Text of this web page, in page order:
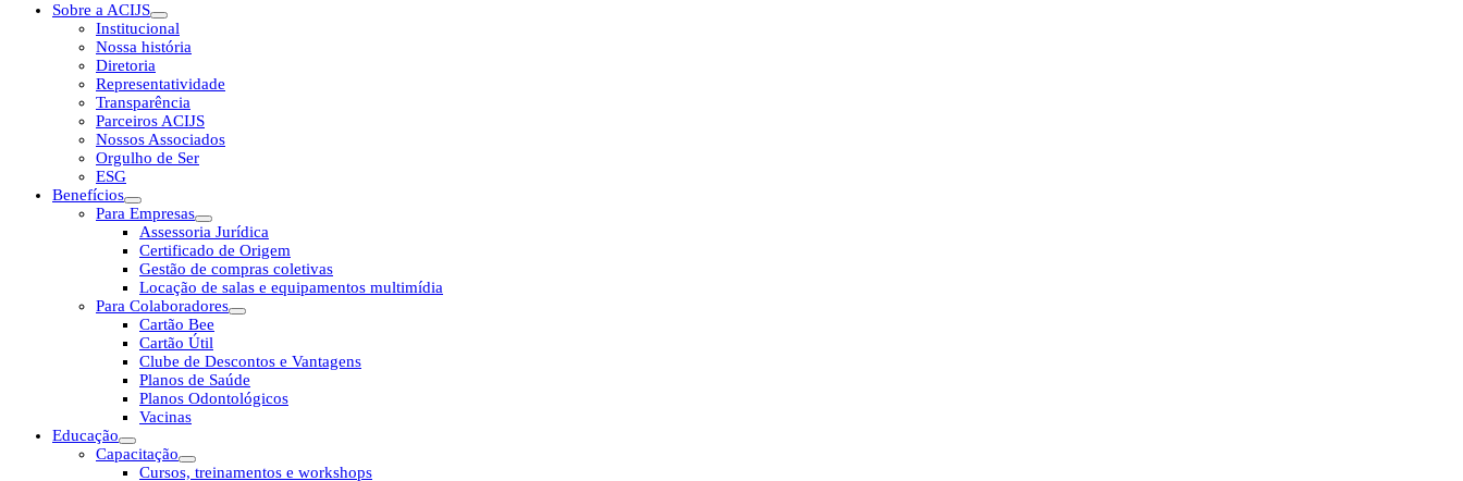
Sobre a ACIJS
Institucional
Nossa história
Diretoria
Representatividade
Transparência
Parceiros ACIJS
Nossos Associados
Orgulho de Ser
ESG
Benefícios
Para Empresas
Assessoria Jurídica
Certificado de Origem
Gestão de compras coletivas
Locação de salas e equipamentos multimídia
Para Colaboradores
Cartão Bee
Cartão Útil
Clube de Descontos e Vantagens
Planos de Saúde
Planos Odontológicos
Vacinas
Educação
Capacitação
Cursos, treinamentos e workshops